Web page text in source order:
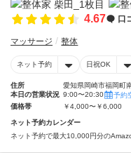
4.67 口
マッサージ 整体
ネット予約 日祝OK
住所
愛知県岡崎市福岡町
本日の営業状況 9:00〜20:30
予約
価格帯
￥4,000〜￥6,000
ネット予約カレンダー
ネット予約で最大10,000円分の